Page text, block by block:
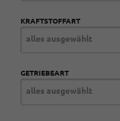
KRAFTSTOFFART
alles ausgewählt
GETRIEBEART
alles ausgewählt